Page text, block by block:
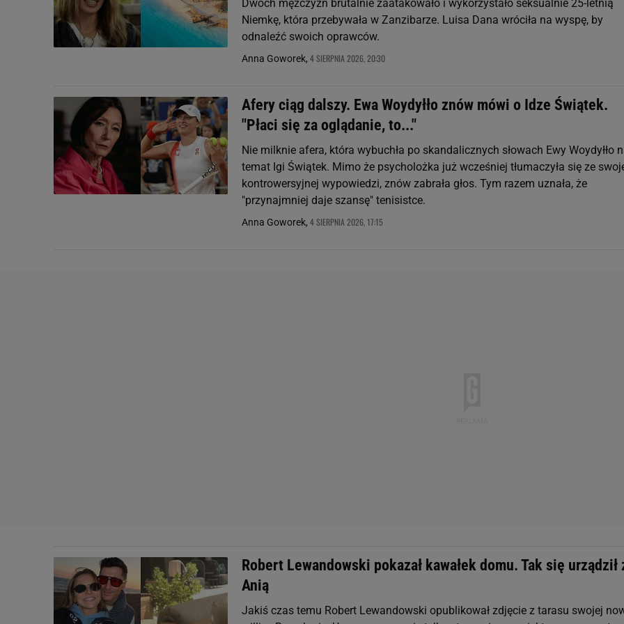
Dwóch mężczyzn brutalnie zaatakowało i wykorzystało seksualnie 25-letnią
Niemkę, która przebywała w Zanzibarze. Luisa Dana wróciła na wyspę, by
odnaleźć swoich oprawców.
Anna Goworek, 4 SIERPNIA 2026, 20:30
Afery ciąg dalszy. Ewa Woydyłło znów mówi o Idze Świątek.
"Płaci się za oglądanie, to..."
Nie milknie afera, która wybuchła po skandalicznych słowach Ewy Woydyłło
temat Igi Świątek. Mimo że psycholożka już wcześniej tłumaczyła się ze
kontrowersyjnej wypowiedzi, znów zabrała głos. Tym razem uznała, że
"przynajmniej daje szansę" tenisistce.
Anna Goworek, 4 SIERPNIA 2026, 17:15
Robert Lewandowski pokazał kawałek domu. Tak się urządził
Anią
Jakiś czas temu Robert Lewandowski opublikował zdjęcie z tarasu swojej